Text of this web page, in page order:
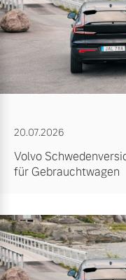
20.07.2026
Volvo
für Gebrauchtwagen